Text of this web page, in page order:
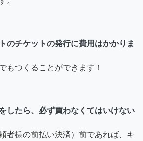
のチケットの発行に費用はかかりま
もつくることができます！
したら、必ず買わなくてはいけない
者様の前払い決済）前であれば、キ